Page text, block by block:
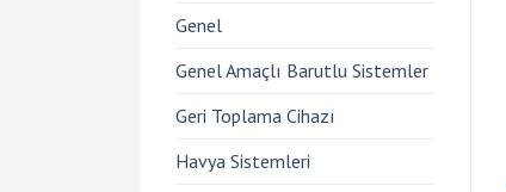
Genel
Genel Amaçlı Barutlu Sistemler
Geri Toplama Cihazı
Havya Sistemleri